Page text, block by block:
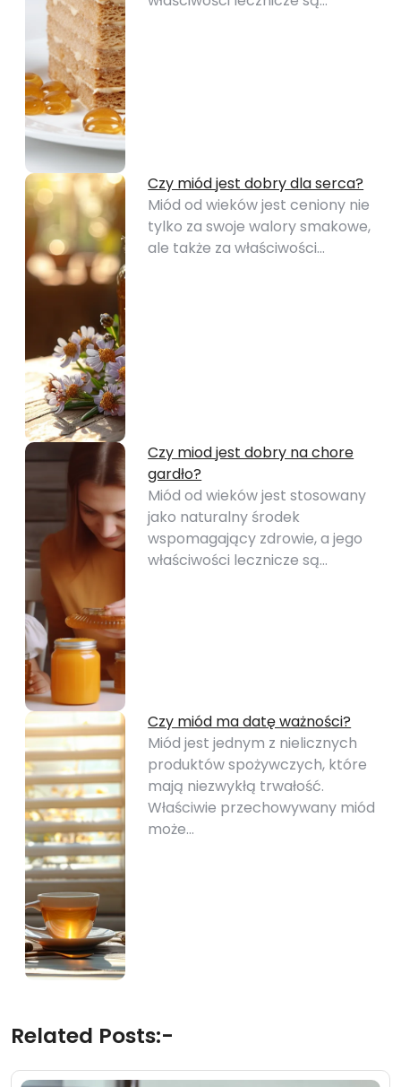
Czy miód jest dobry dla serca?
Miód od wieków jest ceniony nie
tylko za swoje walory smakowe,
ale także za właściwości…
Czy miod jest dobry na chore
gardło?
Miód od wieków jest stosowany
jako naturalny środek
wspomagający zdrowie, a jego
właściwości lecznicze są…
Czy miód ma datę ważności?
Miód jest jednym z nielicznych
produktów spożywczych, które
mają niezwykłą trwałość.
Właściwie przechowywany miód
może…
Related Posts:-